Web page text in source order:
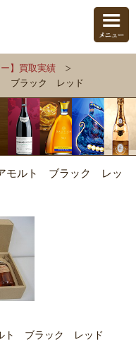
ー】買取実績
ブラック レッド
モルト ブラック レッ
ト ブラック レッド